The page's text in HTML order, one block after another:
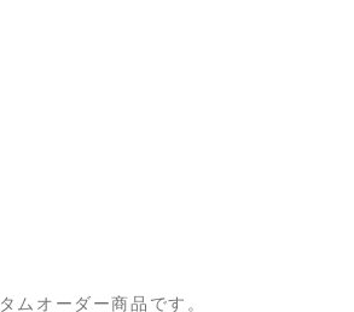
ムオーダー商品です。